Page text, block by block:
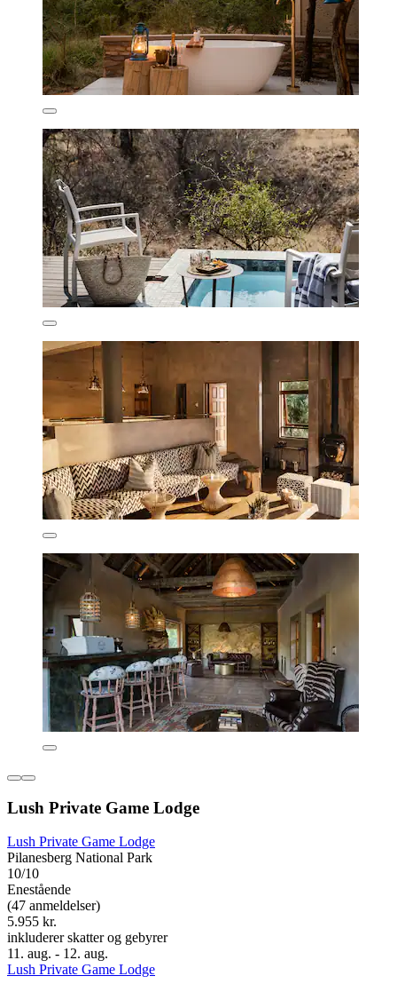
Lush Private Game Lodge
Lush Private Game Lodge
Pilanesberg National Park
10/10
Enestående
(47 anmeldelser)
5.955 kr.
inkluderer skatter og gebyrer
11. aug. - 12. aug.
Lush Private Game Lodge